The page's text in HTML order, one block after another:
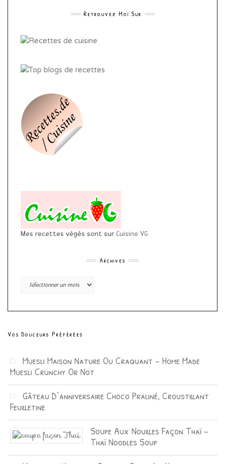
Retrouvez Moi Sur
Mes recettes végés sont sur Cuisine VG
Archives
Archives
Vos Douceurs Préférées
Muesli Maison Nature Ou Craquant – Home Made
Muesli Crunchy Or Not
Gâteau D’anniversaire Choco Praliné, Croustillant
Feuilletine
Soupe Aux Nouilles Façon Thaï –
Thaï Noodles Soup